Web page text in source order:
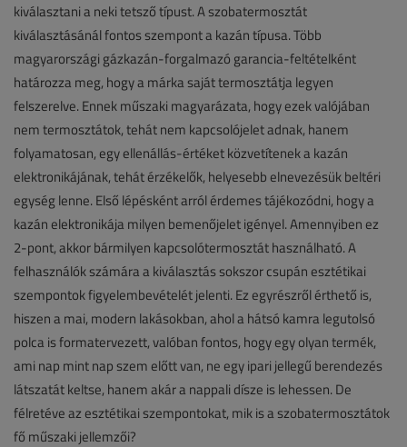
kiválasztani a neki tetsző típust. A szobatermosztát
kiválasztásánál fontos szempont a kazán típusa. Több
magyarországi gázkazán-forgalmazó garancia-feltételként
határozza meg, hogy a márka saját termosztátja legyen
felszerelve. Ennek műszaki magyarázata, hogy ezek valójában
nem termosztátok, tehát nem kapcsolójelet adnak, hanem
folyamatosan, egy ellenállás-értéket közvetítenek a kazán
elektronikájának, tehát érzékelők, helyesebb elnevezésük beltéri
egység lenne. Első lépésként arról érdemes tájékozódni, hogy a
kazán elektronikája milyen bemenőjelet igényel. Amennyiben ez
2-pont, akkor bármilyen kapcsolótermosztát használható. A
felhasználók számára a kiválasztás sokszor csupán esztétikai
szempontok figyelembevételét jelenti. Ez egyrészről érthető is,
hiszen a mai, modern lakásokban, ahol a hátsó kamra legutolsó
polca is formatervezett, valóban fontos, hogy egy olyan termék,
ami nap mint nap szem előtt van, ne egy ipari jellegű berendezés
látszatát keltse, hanem akár a nappali dísze is lehessen. De
félretéve az esztétikai szempontokat, mik is a szobatermosztátok
fő műszaki jellemzői?